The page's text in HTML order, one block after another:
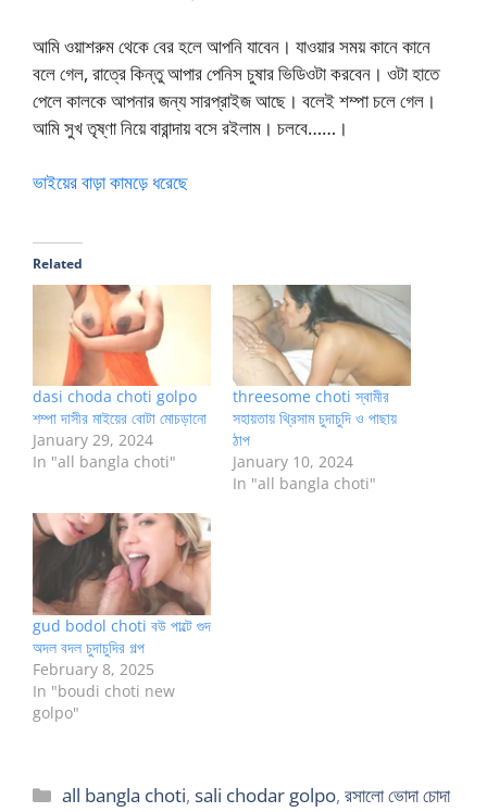
আমি ওয়াশরুম থেকে বের হলে আপনি যাবেন। যাওয়ার সময় কানে কানে
বলে গেল, রাত্রে কিন্তু আপার পেনিস চুষার ভিডিওটা করবেন। ওটা হাতে
পেলে কালকে আপনার জন্য সারপ্রাইজ আছে। বলেই শম্পা চলে গেল।
আমি সুখ তৃষ্ণা নিয়ে বারান্দায় বসে রইলাম। চলবে……।
ভাইয়ের বাড়া কামড়ে ধরেছে
Related
dasi choda choti golpo
শম্পা দাসীর মাইয়ের বোটা মোচড়ানো
January 29, 2024
In "all bangla choti"
threesome choti স্বামীর
সহায়তায় থ্রিসাম চুদাচুদি ও পাছায়
ঠাপ
January 10, 2024
In "all bangla choti"
gud bodol choti বউ পাল্টে গুদ
অদল বদল চুদাচুদির গল্প
February 8, 2025
In "boudi choti new
golpo"
Categories
all bangla choti,sali chodar golpo,রসালো ভোদা চোদা